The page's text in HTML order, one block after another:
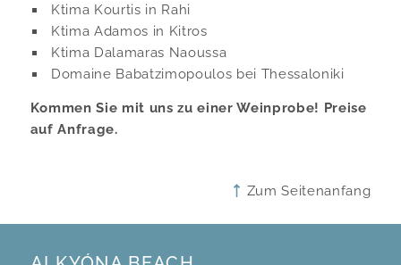
Ktima Kourtis in Rahi
Ktima Adamos in Kitros
Ktima Dalamaras Naoussa
Domaine Babatzimopoulos bei Thessaloniki
Kommen Sie mit uns zu einer Weinprobe! Preise
auf Anfrage.
Zum Seitenanfang